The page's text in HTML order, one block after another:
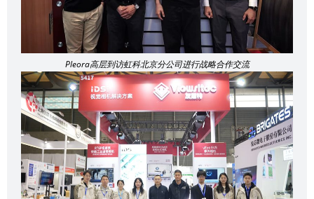
Pleora高层到访虹科北京分公司进行战略合作交流